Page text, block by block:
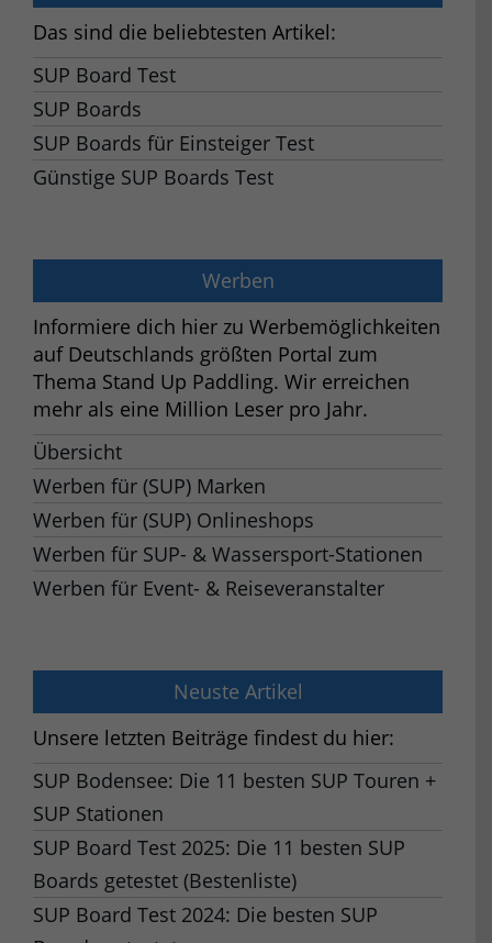
Das sind die beliebtesten Artikel:
SUP Board Test
SUP Boards
SUP Boards für Einsteiger Test
Günstige SUP Boards Test
Werben
Informiere dich hier zu Werbemöglichkeiten
auf Deutschlands größten Portal zum
Thema Stand Up Paddling. Wir erreichen
mehr als eine Million Leser pro Jahr.
Übersicht
Werben für (SUP) Marken
Werben für (SUP) Onlineshops
Werben für SUP- & Wassersport-Stationen
Werben für Event- & Reiseveranstalter
Neuste Artikel
Unsere letzten Beiträge findest du hier:
SUP Bodensee: Die 11 besten SUP Touren +
SUP Stationen
SUP Board Test 2025: Die 11 besten SUP
Boards getestet (Bestenliste)
SUP Board Test 2024: Die besten SUP